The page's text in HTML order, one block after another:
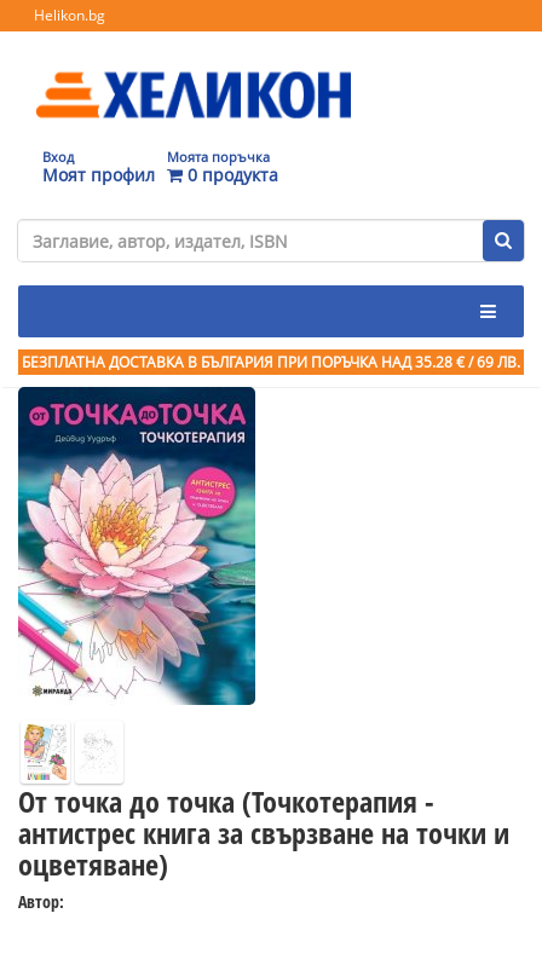
Helikon.bg
Вход
Моят профил
Моята поръчка
0 продукта
БЕЗПЛАТНА ДОСТАВКА В БЪЛГАРИЯ ПРИ ПОРЪЧКА НАД 35.28 € / 69 ЛВ.
От точка до точка (Точкотерапия -
антистрес книга за свързване на точки и
оцветяване)
Автор: